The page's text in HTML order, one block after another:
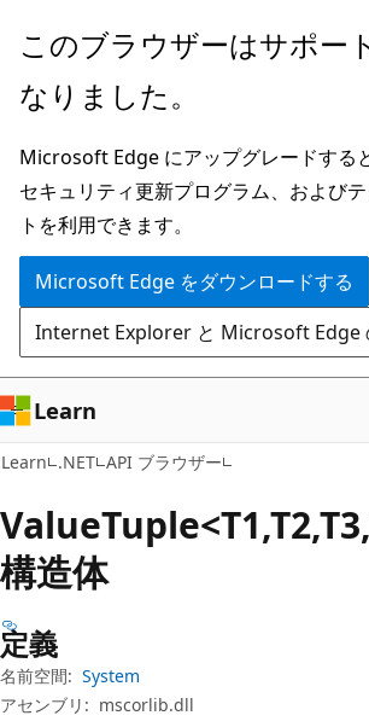
メ
ン
ン
テ
ン
ツ
に
ス
キ
ッ
プ
ペ
ジ
ナ
ビ
ゲ
ー
シ
ョ
ン
に
ス
キ
ッ
プ
このブラウザーはサポー
なりました。
Microsoft Edge にアップグレードする
セキュリティ更新プログラム、および
トを利用できます。
Microsoft Edge をダウンロードする
Internet Explorer と Microsoft Edge
Learn
Learn .NET API ブラウザー
Value
構造体
定義
名前空間: System
アセンブリ: mscorlib.dll